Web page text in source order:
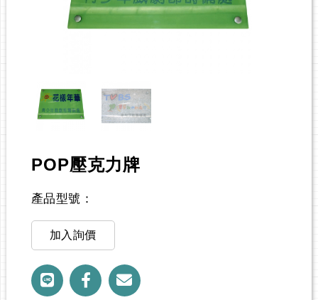
POP壓克力牌
產品型號：
加入詢價